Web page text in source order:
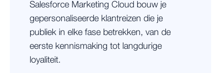
Salesforce Marketing Cloud bouw je
gepersonaliseerde klantreizen die je
publiek in elke fase betrekken, van de
eerste kennismaking tot langdurige
loyaliteit.